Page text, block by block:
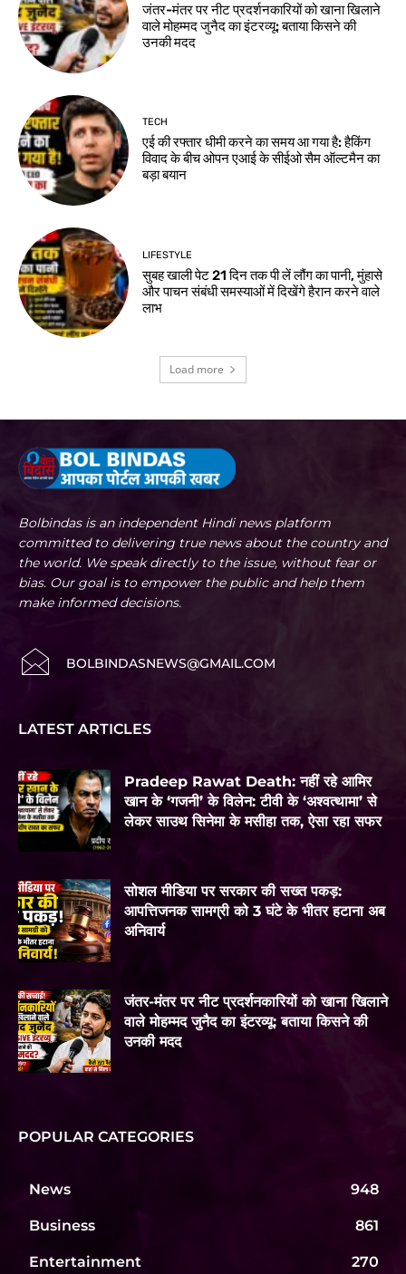
जंतर-मंतर पर नीट प्रदर्शनकारियों को खाना खिलाने
वाले मोहम्मद जुनैद का इंटरव्यू: बताया किसने की
उनकी मदद
TECH
एई की रफ्तार धीमी करने का समय आ गया है: हैकिंग
विवाद के बीच ओपन एआई के सीईओ सैम ऑल्टमैन का
बड़ा बयान
LIFESTYLE
सुबह खाली पेट 21 दिन तक पी लें लौंग का पानी, मुंहासे
और पाचन संबंधी समस्याओं में दिखेंगे हैरान करने वाले
लाभ
Load more
Bolbindas is an independent Hindi news platform
committed to delivering true news about the country and
the world. We speak directly to the issue, without fear or
bias. Our goal is to empower the public and help them
make informed decisions.
BOLBINDASNEWS@GMAIL.COM
LATEST ARTICLES
Pradeep Rawat Death: नहीं रहे आमिर
खान के ‘गजनी’ के विलेन: टीवी के ‘अश्वत्थामा’ से
लेकर साउथ सिनेमा के मसीहा तक, ऐसा रहा सफर
सोशल मीडिया पर सरकार की सख्त पकड़:
आपत्तिजनक सामग्री को 3 घंटे के भीतर हटाना अब
अनिवार्य
जंतर-मंतर पर नीट प्रदर्शनकारियों को खाना खिलाने
वाले मोहम्मद जुनैद का इंटरव्यू: बताया किसने की
उनकी मदद
POPULAR CATEGORIES
News 948
Business 861
Entertainment 270